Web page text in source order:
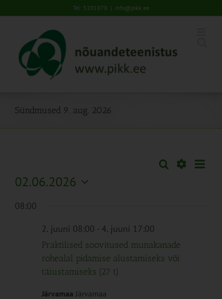
to
Tel: 5201078 | info@pikk.ee
Sündmused 9. aug. 2026
Sündmused
Otsi Päev
02.06.2026
kuupäev.
08:00
2. juuni 08:00 - 4. juuni 17:00
Praktilised soovitused munakanade
rohealal pidamise alustamiseks või
täiustamiseks (27 t)
Järvamaa Järvamaa